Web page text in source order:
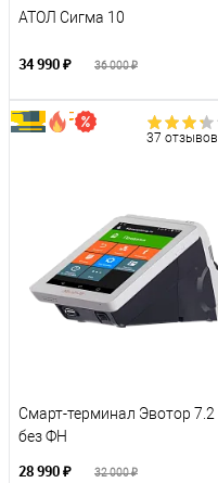
АТОЛ Сигма 10
34 990 ₽ 36 000 ₽
37 отзывов
Смарт-терминал Эвотор 7.2
без ФН
28 990 ₽ 32 000 ₽